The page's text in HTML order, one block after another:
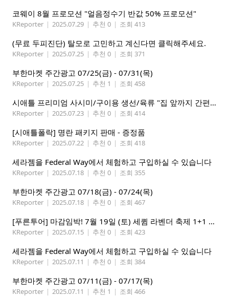
코웨이 8월 프로모션 "얼음정수기 반값 50% 프로모션"
KReporter | 2025.07.29 | 추천 0 | 조회 413
(무료 두피진단) 탈모로 고민하고 계신다면 클릭해주세요.
KReporter | 2025.07.25 | 추천 0 | 조회 371
부한마켓 주간광고 07/25(금) - 07/31(목)
KReporter | 2025.07.25 | 추천 1 | 조회 458
시애틀 프리미엄 사시미/구이용 생선/육류 "집 앞까지 간편하게" – 영오션닷컴
KReporter | 2025.07.23 | 추천 0 | 조회 414
[시애틀폴락] 명란 패키지 판매 - 증정품
KReporter | 2025.07.22 | 추천 0 | 조회 418
세라젬을 Federal Way에서 체험하고 구입하실 수 있습니다
KReporter | 2025.07.18 | 추천 0 | 조회 355
부한마켓 주간광고 07/18(금) - 07/24(목)
KReporter | 2025.07.18 | 추천 0 | 조회 467
[푸른투어] 마감임박! 7월 19일 (토) 세큄 라벤더 축제 1+1 이벤트
KReporter | 2025.07.15 | 추천 0 | 조회 423
세라젬을 Federal Way에서 체험하고 구입하실 수 있습니다
KReporter | 2025.07.11 | 추천 0 | 조회 384
부한마켓 주간광고 07/11(금) - 07/17(목)
KReporter | 2025.07.11 | 추천 1 | 조회 466